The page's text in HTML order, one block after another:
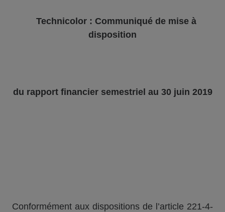
Technicolor : Communiqué de mise à
disposition
du rapport financier semestriel au 30 juin 2019
Conformément aux dispositions de l’article 221-4-